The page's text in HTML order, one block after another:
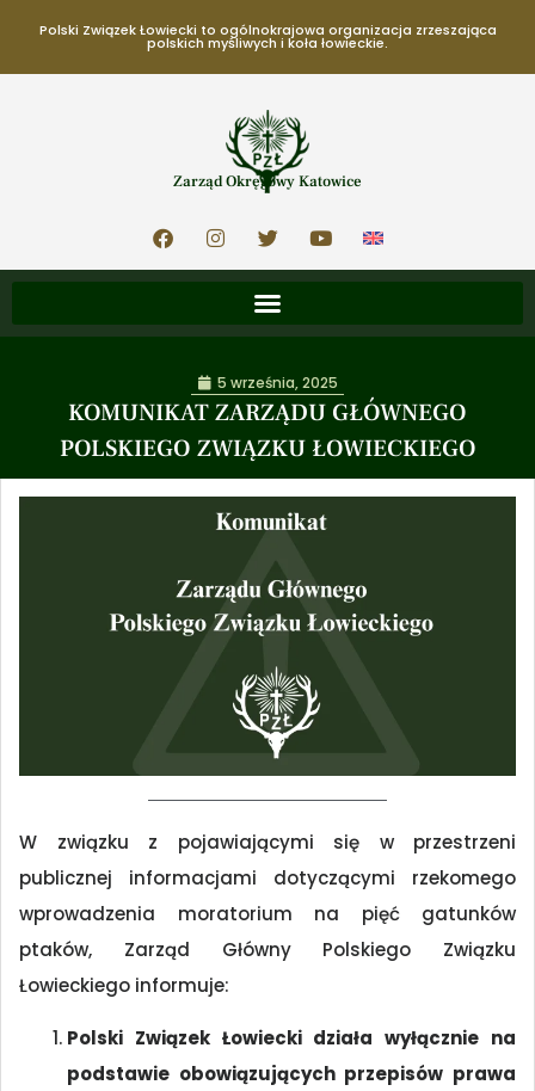
Polski Związek Łowiecki to ogólnokrajowa organizacja zrzeszająca
polskich myśliwych i koła łowieckie.
Zarząd Okręgowy Katowice
KOMUNIKAT ZARZĄDU GŁÓWNEGO
POLSKIEGO ZWIĄZKU ŁOWIECKIEGO
5 września, 2025
W związku z pojawiającymi się w przestrzeni
publicznej informacjami dotyczącymi rzekomego
wprowadzenia moratorium na pięć gatunków
ptaków, Zarząd Główny Polskiego Związku
Łowieckiego informuje:
Polski Związek Łowiecki działa wyłącznie na
podstawie obowiązujących przepisów prawa